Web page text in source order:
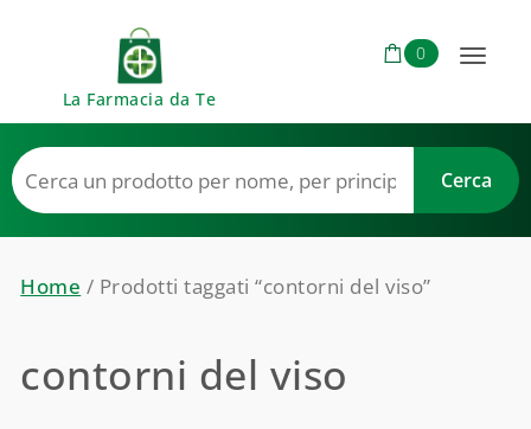
La Farmacia da Te
0
Toggle
Home / Prodotti taggati “contorni del viso”
contorni del viso